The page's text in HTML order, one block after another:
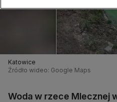
Katowice
Źródło wideo: Google Maps
Woda w rzece Mlecznej